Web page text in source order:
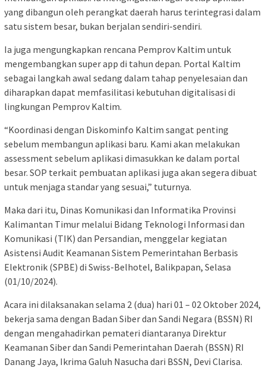
yang dibangun oleh perangkat daerah harus terintegrasi dalam
satu sistem besar, bukan berjalan sendiri-sendiri.
Ia juga mengungkapkan rencana Pemprov Kaltim untuk
mengembangkan super app di tahun depan. Portal Kaltim
sebagai langkah awal sedang dalam tahap penyelesaian dan
diharapkan dapat memfasilitasi kebutuhan digitalisasi di
lingkungan Pemprov Kaltim.
“Koordinasi dengan Diskominfo Kaltim sangat penting
sebelum membangun aplikasi baru. Kami akan melakukan
assessment sebelum aplikasi dimasukkan ke dalam portal
besar. SOP terkait pembuatan aplikasi juga akan segera dibuat
untuk menjaga standar yang sesuai,” tuturnya.
Maka dari itu, Dinas Komunikasi dan Informatika Provinsi
Kalimantan Timur melalui Bidang Teknologi Informasi dan
Komunikasi (TIK) dan Persandian, menggelar kegiatan
Asistensi Audit Keamanan Sistem Pemerintahan Berbasis
Elektronik (SPBE) di Swiss-Belhotel, Balikpapan, Selasa
(01/10/2024).
Acara ini dilaksanakan selama 2 (dua) hari 01 – 02 Oktober 2024,
bekerja sama dengan Badan Siber dan Sandi Negara (BSSN) RI
dengan mengahadirkan pemateri diantaranya Direktur
Keamanan Siber dan Sandi Pemerintahan Daerah (BSSN) RI
Danang Jaya, Ikrima Galuh Nasucha dari BSSN, Devi Clarisa.